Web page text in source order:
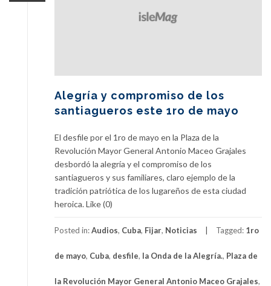
Alegría y compromiso de los
santiagueros este 1ro de mayo
El desfile por el 1ro de mayo en la Plaza de la
Revolución Mayor General Antonio Maceo Grajales
desbordó la alegría y el compromiso de los
santiagueros y sus familiares, claro ejemplo de la
tradición patriótica de los lugareños de esta ciudad
heroica. Like (0)
Posted in:Audios, Cuba, Fijar, Noticias Tagged: 1ro
de mayo, Cuba, desfile, la Onda de la Alegría., Plaza de
la Revolución Mayor General Antonio Maceo Grajales,